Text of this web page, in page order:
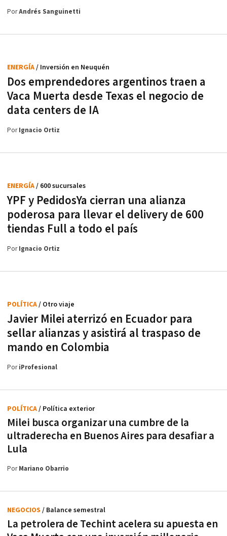
PorAndrés Sanguinetti
Dos emprendedores argentinos traen a
Vaca Muerta desde Texas el negocio de
data centers de IA
ENERGÍA/ Inversión en Neuquén
PorIgnacio Ortiz
YPF y PedidosYa cierran una alianza
poderosa para llevar el delivery de 600
tiendas Full a todo el país
ENERGÍA/ 600 sucursales
PorIgnacio Ortiz
Javier Milei aterrizó en Ecuador para
sellar alianzas y asistirá al traspaso de
mando en Colombia
POLÍTICA/ Otro viaje
PoriProfesional
Milei busca organizar una cumbre de la
ultraderecha en Buenos Aires para desafiar a
Lula
POLÍTICA/ Política exterior
PorMariano Obarrio
La petrolera de Techint acelera su apuesta en
NEGOCIOS / Balance semestral